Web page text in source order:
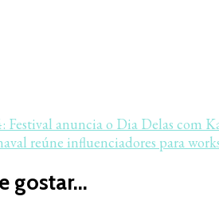
Festival anuncia o Dia Delas com
reúne influenciadores para
gostar...